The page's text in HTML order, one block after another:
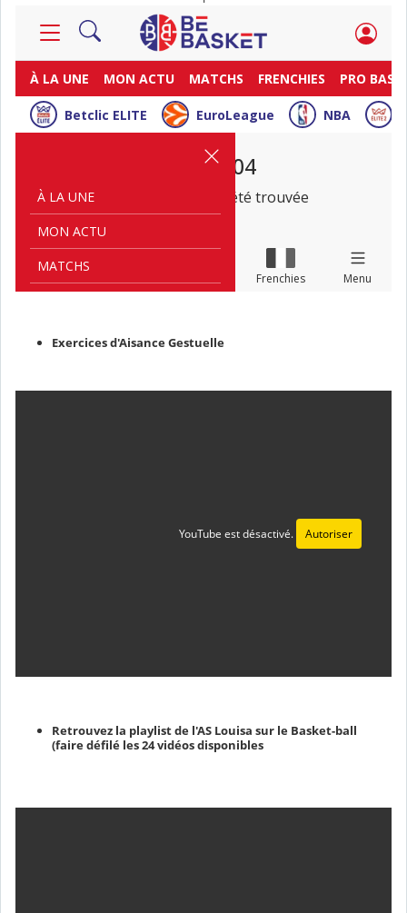
Exercices d'Aisance Gestuelle
YouTube est désactivé. Autoriser
Retrouvez la playlist de l'AS Louisa sur le Basket-ball
(faire défilé les 24 vidéos disponibles